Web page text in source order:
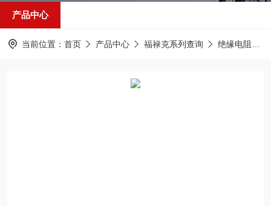
产品中心
当前位置： 首页 产品中心 福禄克系列查询 绝缘电阻测试仪